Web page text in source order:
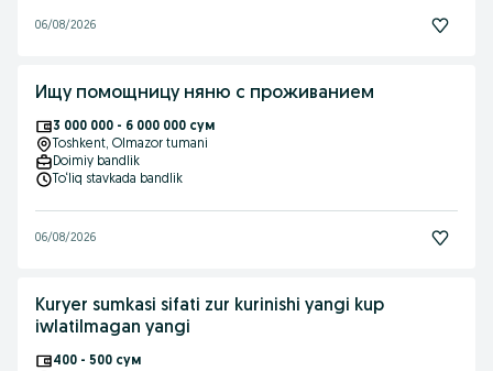
06/08/2026
Ищу помощницу няню с проживанием
3 000 000 - 6 000 000 сум
Toshkent, Olmazor tumani
Doimiy bandlik
To‘liq stavkada bandlik
06/08/2026
Kuryer sumkasi sifati zur kurinishi yangi kup
iwlatilmagan yangi
400 - 500 сум